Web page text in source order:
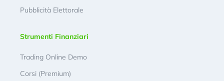
Pubblicità Elettorale
Strumenti Finanziari
Trading Online Demo
Corsi (Premium)